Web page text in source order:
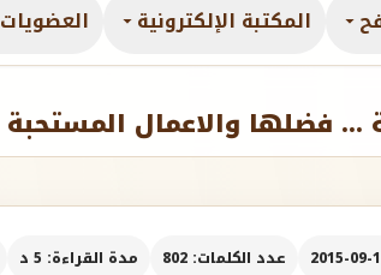
المكتبة الإلكترونية العضويات
… فضلها والاعمال المستحبة
2015-09- عدد الكلمات: 802 مدة القراءة: 5 د